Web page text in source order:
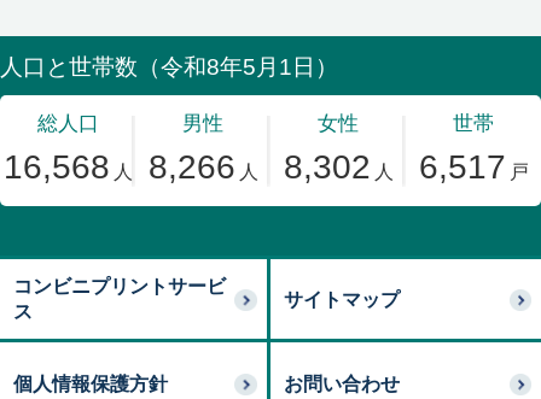
コンビニプリントサービ
ス
サイトマップ
個人情報保護方針 お問い合わせ